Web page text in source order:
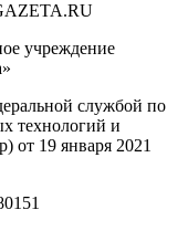
учреждение
службой по
технологий и
от 19 января 2021